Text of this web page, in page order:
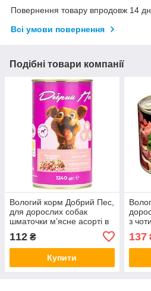
Повернення товару впродовж 14
Всі умови повернення
Подібні товари компанії
Вологий корм Добрий Пес,
для дорослих собак
шматочки м’ясне асорті в
банка (*)
112 ₴
Купити
з
137